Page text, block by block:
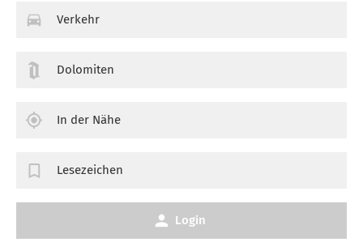
Verkehr
Dolomiten
In der Nähe
Lesezeichen
Login